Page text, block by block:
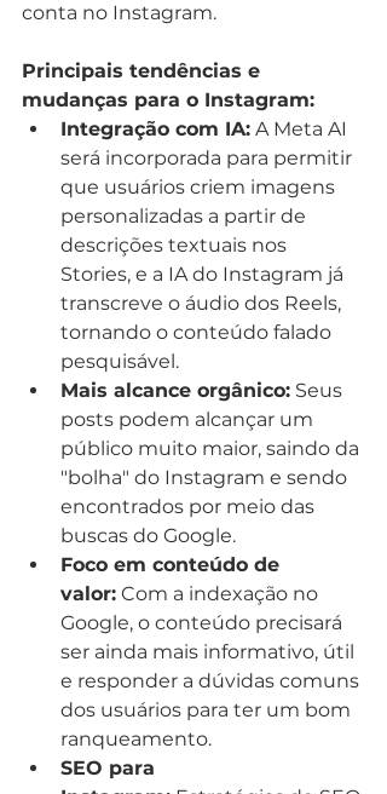
conta no Instagram.
Principais tendências e
mudanças para o Instagram:
Integração com IA: A Meta AI
será incorporada para permitir
que usuários criem imagens
personalizadas a partir de
descrições textuais nos
Stories, e a IA do Instagram já
transcreve o áudio dos Reels,
tornando o conteúdo falado
pesquisável.
Mais alcance orgânico: Seus
posts podem alcançar um
público muito maior, saindo da
"bolha" do Instagram e sendo
encontrados por meio das
buscas do Google.
Foco em conteúdo de
valor: Com a indexação no
Google, o conteúdo precisará
ser ainda mais informativo, útil
e responder a dúvidas comuns
dos usuários para ter um bom
ranqueamento.
SEO para